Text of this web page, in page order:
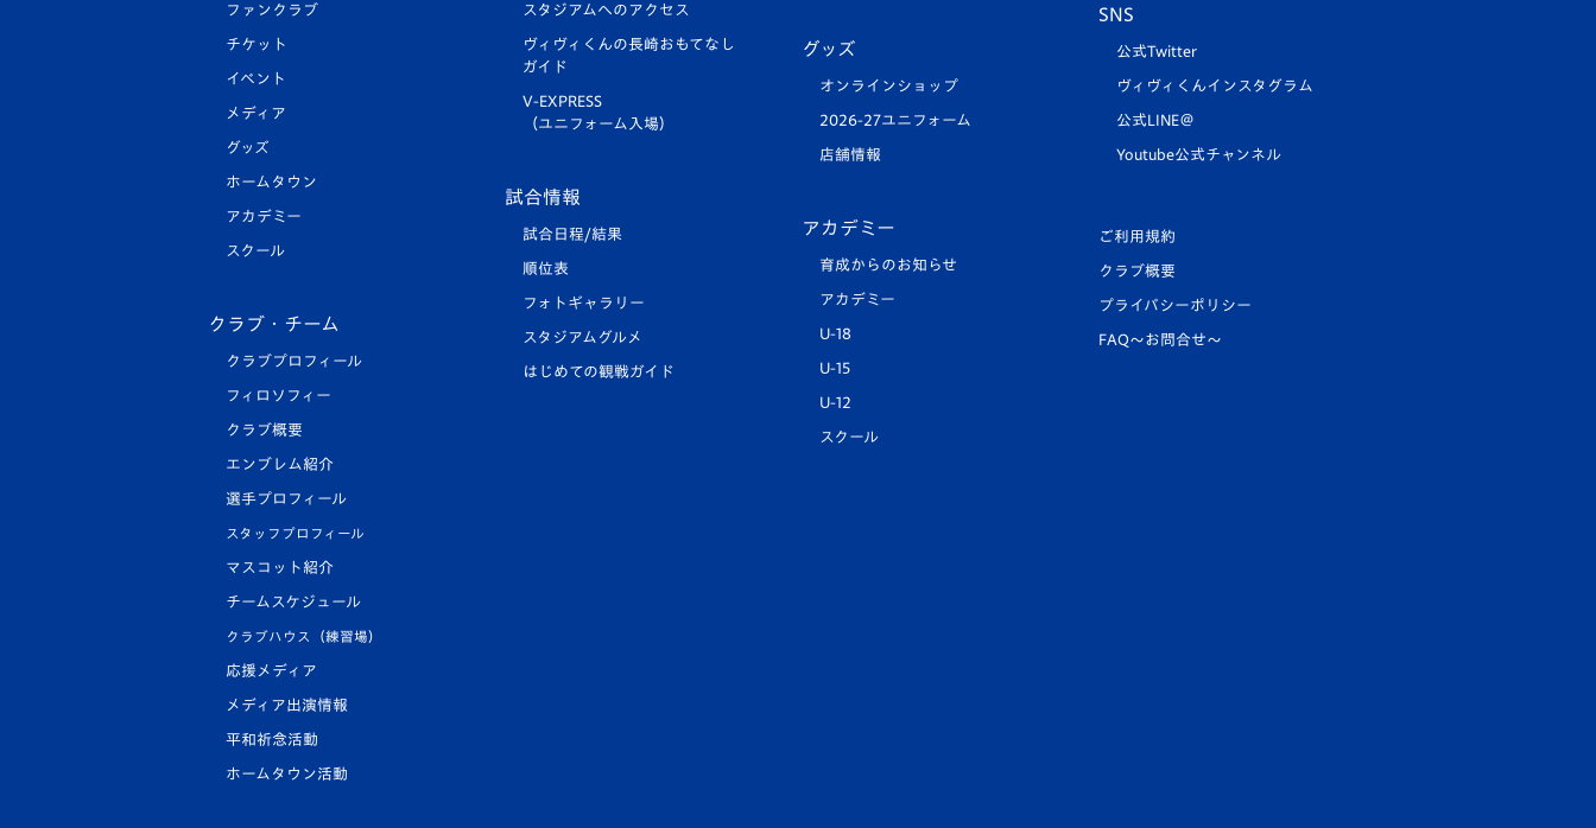
ファンクラブ
チケット
イベント
メディア
グッズ
ホームタウン
アカデミー
スクール
クラブ・チーム
クラブプロフィール
フィロソフィー
クラブ概要
エンブレム紹介
選手プロフィール
スタッフプロフィール
マスコット紹介
チームスケジュール
クラブハウス（練習場）
応援メディア
メディア出演情報
平和祈念活動
ホームタウン活動
スタジアムへのアクセス
ヴィヴィくんの長崎おもてなし
ガイド
V-EXPRESS
（ユニフォーム入場）
試合情報
試合日程/結果
順位表
フォトギャラリー
スタジアムグルメ
はじめての観戦ガイド
グッズ
オンラインショップ
2026-27ユニフォーム
店舗情報
アカデミー
育成からのお知らせ
アカデミー
U-18
U-15
U-12
スクール
SNS
公式Twitter
ヴィヴィくんインスタグラム
公式LINE＠
Youtube公式チャンネル
ご利用規約
クラブ概要
プライバシーポリシー
FAQ〜お問合せ〜